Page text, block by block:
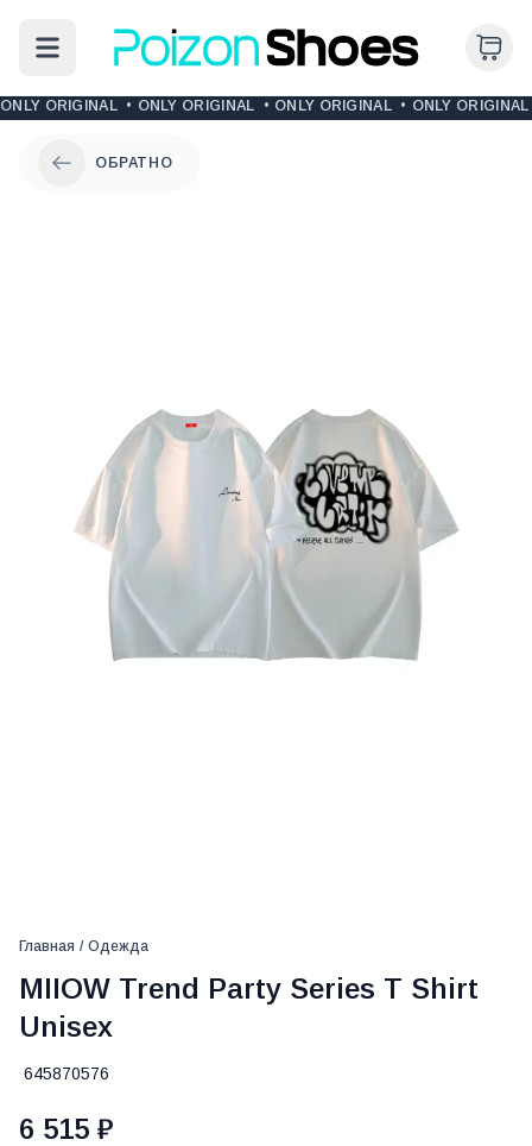
ONLY ORIGINAL • ONLY ORIGINAL • ONLY ORIGINAL • ONLY ORIGINAL
ОБРАТНО
Главная / Одежда
MIIOW Trend Party Series T Shirt
Unisex
645870576
6 515 ₽